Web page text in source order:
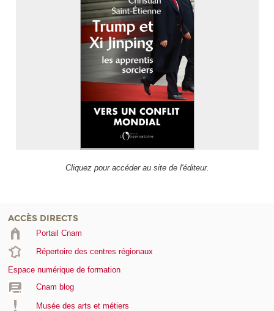
Cliquez pour accéder au site de l'éditeur.
ACCÈS DIRECTS
Portail Cnam
Répertoire des centres régionaux
Espace numérique de formation
Cnam blog
Musée des arts et métiers